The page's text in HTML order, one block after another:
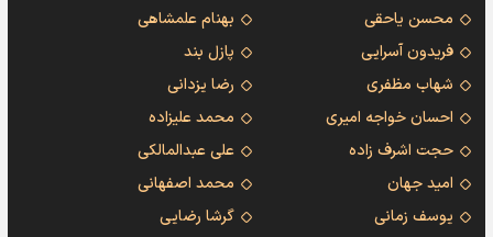
محسن یاحقی
بهنام علمشاهی
فریدون آسرایی
پازل بند
شهاب مظفری
رضا یزدانی
احسان خواجه امیری
محمد علیزاده
حجت اشرف زاده
علی عبدالمالکی
امید جهان
محمد اصفهانی
یوسف زمانی
گرشا رضایی